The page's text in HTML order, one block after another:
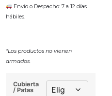
Envío o Despacho: 7 a 12 días
hábiles.
*Los productos no vienen
armados.
Cubierta
/ Patas